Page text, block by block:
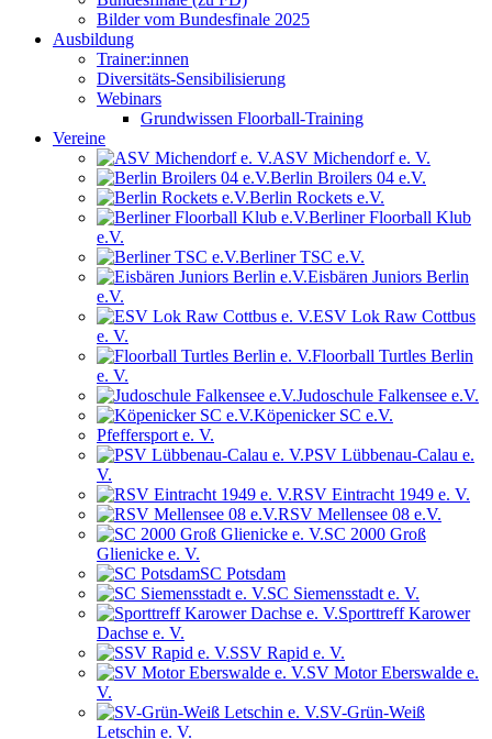
Bilder vom Bundesfinale 2025
Ausbildung
Trainer:innen
Diversitäts-Sensibilisierung
Webinars
Grundwissen Floorball-Training
Vereine
ASV Michendorf e. V.
Berlin Broilers 04 e.V.
Berlin Rockets e.V.
Berliner Floorball Klub
e.V.
Berliner TSC e.V.
Eisbären Juniors Berlin
e.V.
ESV Lok Raw Cottbus
e. V.
Floorball Turtles Berlin
e. V.
Judoschule Falkensee e.V.
Köpenicker SC e.V.
Pfeffersport e. V.
PSV Lübbenau-Calau e.
V.
RSV Eintracht 1949 e. V.
RSV Mellensee 08 e.V.
SC 2000 Groß
Glienicke e. V.
SC Potsdam
SC Siemensstadt e. V.
Sporttreff Karower
Dachse e. V.
SSV Rapid e. V.
SV Motor Eberswalde e.
V.
SV-Grün-Weiß
Letschin e. V.